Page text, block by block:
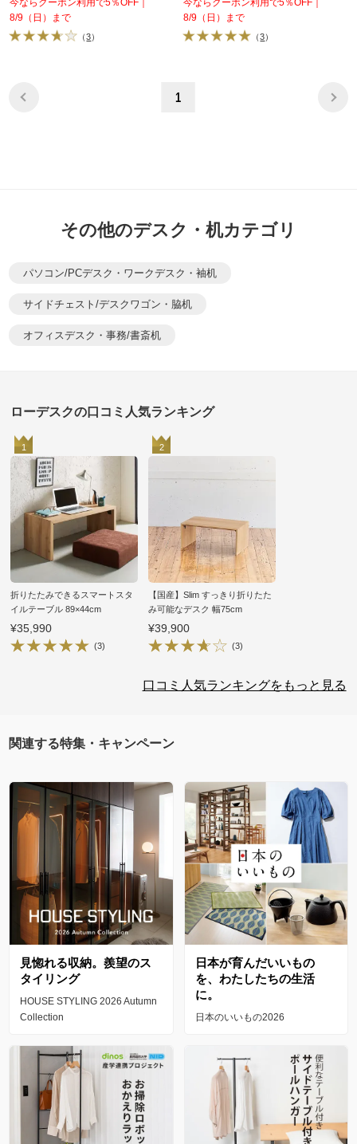
今ならクーポン利用で5％OFF｜
8/9（日）まで
（3）
今ならクーポン利用で5％OFF｜
8/9（日）まで
（3）
1
その他のデスク・机カテゴリ
パソコン/PCデスク・ワークデスク・袖机
サイドチェスト/デスクワゴン・脇机
オフィスデスク・事務/書斎机
ローデスクの口コミ人気ランキング
1
折りたたみできるスマートスタ
イルテーブル 89×44cm
¥35,990
(3)
2
【国産】Slim すっきり折りたた
み可能なデスク 幅75cm
¥39,900
(3)
口コミ人気ランキングをもっと見る
関連する特集・キャンペーン
見惚れる収納。羨望のス
タイリング
HOUSE STYLING 2026 Autumn
Collection
日本が育んだいいもの
を、わたしたちの生活
に。
日本のいいもの2026